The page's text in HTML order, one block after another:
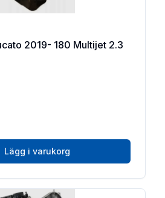
2019- 180 Multijet 2.3
Lägg i varukorg